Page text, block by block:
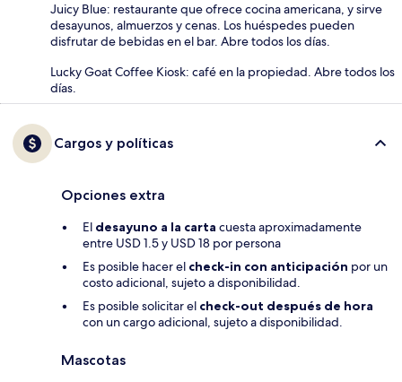
Juicy Blue: restaurante que ofrece cocina americana, y sirve
desayunos, almuerzos y cenas. Los huéspedes pueden
disfrutar de bebidas en el bar. Abre todos los días.
Lucky Goat Coffee Kiosk: café en la propiedad. Abre todos los
días.
Cargos y políticas
Opciones extra
El desayuno a la carta cuesta aproximadamente
entre USD 1.5 y USD 18 por persona
Es posible hacer el check-in con anticipación por un
costo adicional, sujeto a disponibilidad.
Es posible solicitar el check-out después de hora
con un cargo adicional, sujeto a disponibilidad.
Mascotas